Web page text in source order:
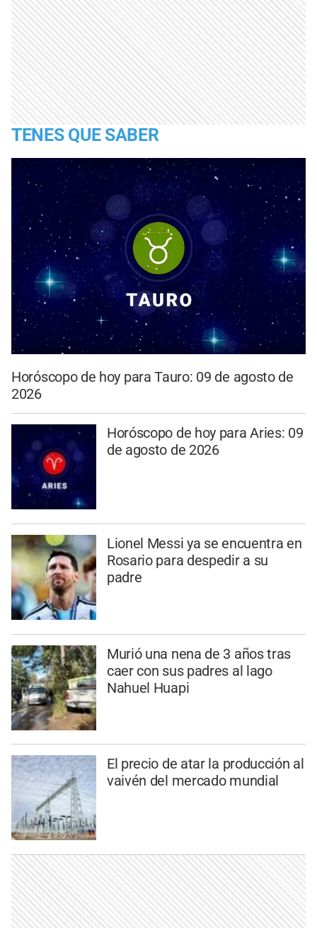
TENES QUE SABER
Horóscopo de hoy para Tauro: 09 de agosto de
2026
Horóscopo de hoy para Aries: 09
de agosto de 2026
Lionel Messi ya se encuentra en
Rosario para despedir a su
padre
Murió una nena de 3 años tras
caer con sus padres al lago
Nahuel Huapi
El precio de atar la producción al
vaivén del mercado mundial